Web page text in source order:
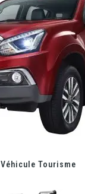
Véhicule Tourisme